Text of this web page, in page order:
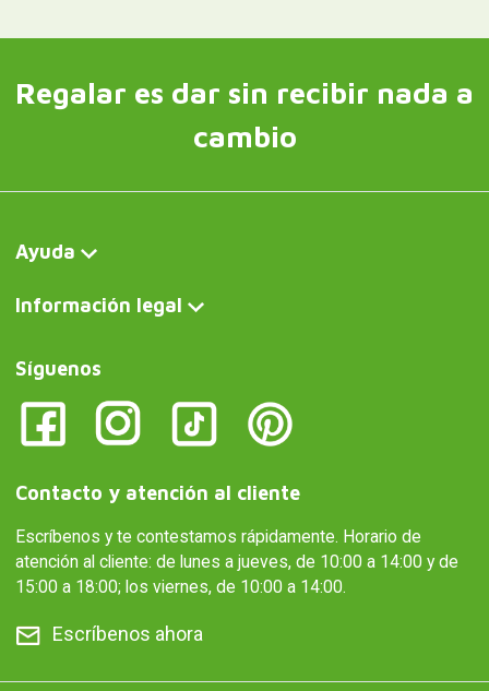
Regalar es dar sin recibir nada a
cambio
Ayuda
Información legal
Síguenos
Contacto y atención al cliente
Escríbenos y te contestamos rápidamente. Horario de
atención al cliente: de lunes a jueves, de 10:00 a 14:00 y de
15:00 a 18:00; los viernes, de 10:00 a 14:00.
Escríbenos ahora